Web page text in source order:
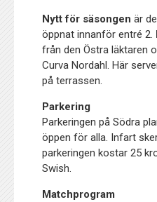
Nytt för säsongen är
öppnat innanför entré 2.
från den Östra läktaren
Curva Nordahl. Här
på terrassen.
Parkering
Parkeringen på Södra
öppen för alla. Infart
parkeringen kostar 25
Swish.
Matchprogram